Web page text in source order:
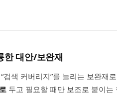
한 대안/보완재
색 커버리지”를 늘리는 보완재
두고 필요할 때만 보조로 붙이는